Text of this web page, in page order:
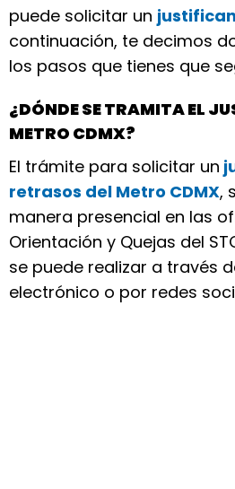
puede solicitar un
continuación, te decimos
los pasos que tienes que
¿DÓNDE SE TRAMITA EL
METRO CDMX?
El trámite para solicitar un
retrasos del Metro CDMX,
manera presencial en las
Orientación y Quejas del
se puede realizar a través
electrónico o por redes